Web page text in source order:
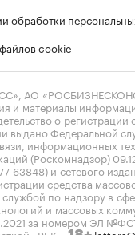
обработки
cookie
АО
и материалы
о регистрации
выдано Федеральной
информационных
(Роскомнадзор)
и сетевого
средства
по надзору в
и массовых
за номером ЭЛ